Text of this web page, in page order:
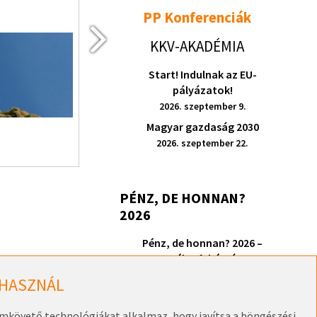
RÉSZLETEK
PP Konferenciák
KKV-AKADÉMIA
Start! Indulnak az EU-
pályázatok!
2026. szeptember 9.
Magyar gazdaság 2030
2026. szeptember 22.
PÉNZ, DE HONNAN?
2026
Pénz, de honnan? 2026 –
Székesfehérvár